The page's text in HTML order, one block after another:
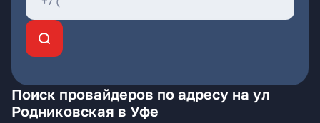
Поиск провайдеров по адресу на ул
Родниковская в Уфе